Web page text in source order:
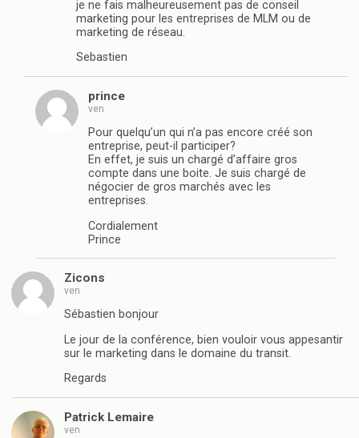
je ne fais malheureusement pas de conseil
marketing pour les entreprises de MLM ou de
marketing de réseau.
Sebastien
prince
ven
Pour quelqu’un qui n’a pas encore créé son
entreprise, peut-il participer?
En effet, je suis un chargé d’affaire gros
compte dans une boite. Je suis chargé de
négocier de gros marchés avec les
entreprises.
Cordialement
Prince
Zicons
ven
Sébastien bonjour
Le jour de la conférence, bien vouloir vous appesantir
sur le marketing dans le domaine du transit.
Regards
Patrick Lemaire
ven